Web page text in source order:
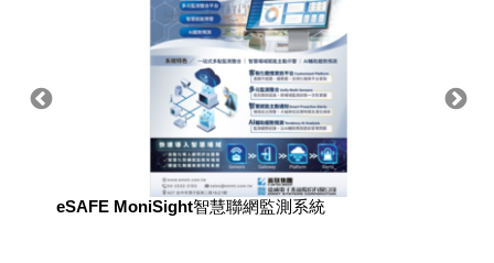
eSAFE MoniSight智慧聯網監測系統